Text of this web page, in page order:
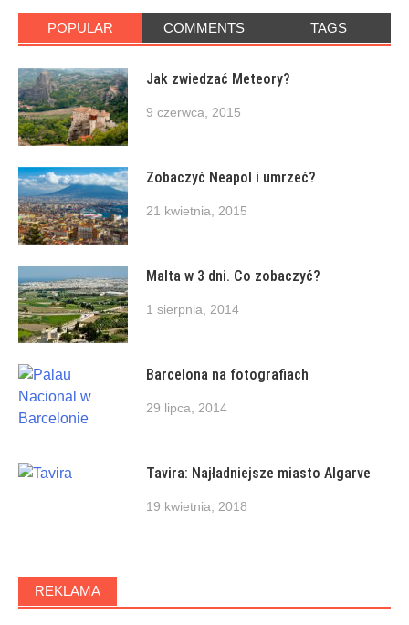
POPULAR COMMENTS TAGS
Jak zwiedzać Meteory?
9 czerwca, 2015
Zobaczyć Neapol i umrzeć?
21 kwietnia, 2015
Malta w 3 dni. Co zobaczyć?
1 sierpnia, 2014
Barcelona na fotografiach
29 lipca, 2014
Tavira: Najładniejsze miasto Algarve
19 kwietnia, 2018
REKLAMA